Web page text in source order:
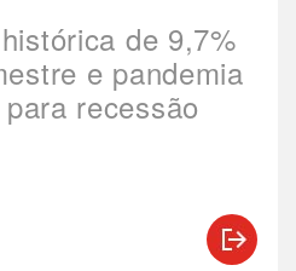
de 9,7%
e pandemia
recessão